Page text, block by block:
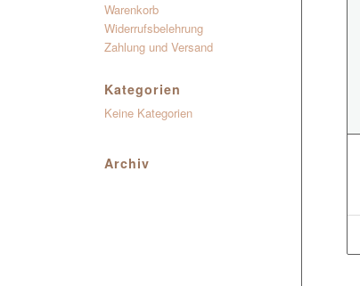
Warenkorb
Widerrufsbelehrung
Zahlung und Versand
Kategorien
Keine Kategorien
Archiv